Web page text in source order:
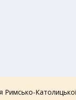
Римсько-